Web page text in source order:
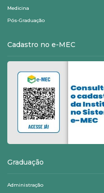
Medicina
Pós-Graduação
Cadastro no e-MEC
Graduação
Administração